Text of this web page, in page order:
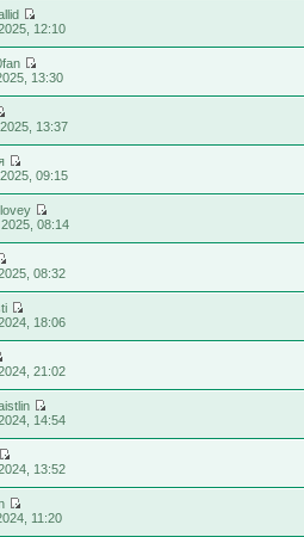
12:10
13:30
13:37
09:15
08:14
08:32
18:06
21:02
14:54
13:52
11:20